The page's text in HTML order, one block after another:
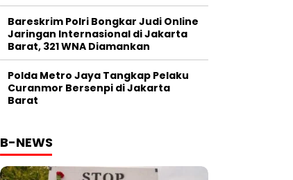
Bareskrim Polri Bongkar Judi Online
Jaringan Internasional di Jakarta
Barat, 321 WNA Diamankan
Polda Metro Jaya Tangkap Pelaku
Curanmor Bersenpi di Jakarta
Barat
B-NEWS